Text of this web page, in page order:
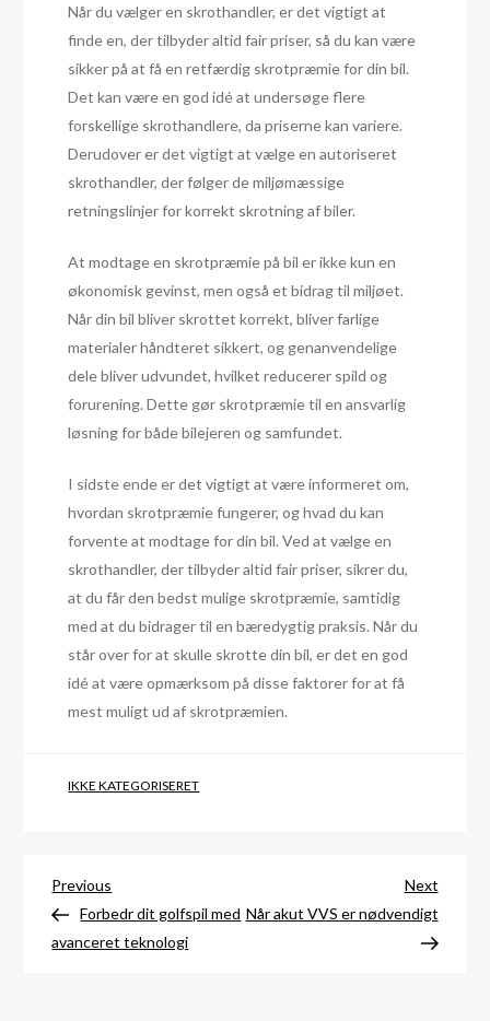
Når du vælger en skrothandler, er det vigtigt at
finde en, der tilbyder altid fair priser, så du kan være
sikker på at få en retfærdig skrotpræmie for din bil.
Det kan være en god idé at undersøge flere
forskellige skrothandlere, da priserne kan variere.
Derudover er det vigtigt at vælge en autoriseret
skrothandler, der følger de miljømæssige
retningslinjer for korrekt skrotning af biler.
At modtage en skrotpræmie på bil er ikke kun en
økonomisk gevinst, men også et bidrag til miljøet.
Når din bil bliver skrottet korrekt, bliver farlige
materialer håndteret sikkert, og genanvendelige
dele bliver udvundet, hvilket reducerer spild og
forurening. Dette gør skrotpræmie til en ansvarlig
løsning for både bilejeren og samfundet.
I sidste ende er det vigtigt at være informeret om,
hvordan skrotpræmie fungerer, og hvad du kan
forvente at modtage for din bil. Ved at vælge en
skrothandler, der tilbyder altid fair priser, sikrer du,
at du får den bedst mulige skrotpræmie, samtidig
med at du bidrager til en bæredygtig praksis. Når du
står over for at skulle skrotte din bil, er det en god
idé at være opmærksom på disse faktorer for at få
mest muligt ud af skrotpræmien.
IKKE KATEGORISERET
Indlægsnavigation
Previous
Post
Previous
Forbedr dit golfspil med
avanceret teknologi
Next
Post
Next
Når akut VVS er nødvendigt